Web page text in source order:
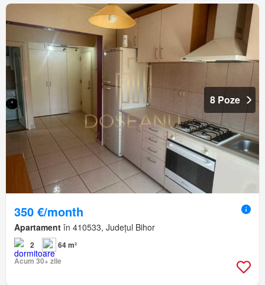
8 Poze
350 €/month
Apartament în 410533, Județul Bihor
2
64 m²
Acum 30+ zile